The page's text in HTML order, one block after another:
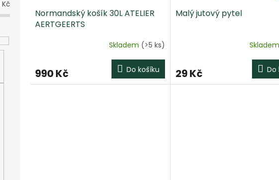
Kč
Normandský košík 30L ATELIER
AERTGEERTS
je
5,0
Skladem (>5 ks)
990 Kč Do košíku
Malý jutový pytel
Skladem
29 Kč Do